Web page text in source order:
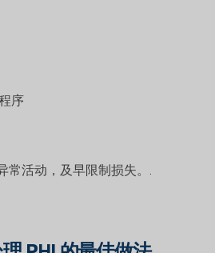
序
活动，及早限制损失。.